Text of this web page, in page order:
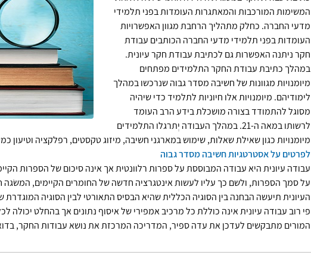
המשימות המורכבות והמאתגרות העומדות בפני תלמידי
מדעי החברה. כחלק מתהליך הרחבת מגוון האפשרויות
העומדות בפני תלמידי מדעי החברה הכותבים עבודת
חקר ניתנה האפשרות גם לכתיבת עבודת חקר עיונית.
במהלך כתיבת עבודת החקר התלמידים מפתחים
מיומנויות מגוונות של חשיבה מסדר גבוה שנרכשו במהלך
לימודיהם. מיומנויות אלו חיוניות לתלמיד כדי שיהיה
מסוגל להתמודד בצורה מושכלת בידע הרב העומד
לרשותו במאה ה-21. במהלך העבודה יְתרגלו התלמידים
מיומנויות כגון שאילת שאלות, שימוש במארגני חשיבה, מיזוג טקסטים, רפלקציה וטיעון
לפרטים על אסטרטגיות חשיבה מסדר גבוה
עבודה עיונית היא עבודה המבוססת על ספרות רלוונטית אך אינה סיכום של הספרות
על סמך הספרות, ולשם כך עליו לעשות אינטגרציה חדשה של החומרים הקיימים, המשׂגה
העיונית תיעשה הבחנה בין הסוגיה הכללית שהיא הבסיס התאורטי לבין הסוגיה
פי רוב עבודה עיונית אינה כוללת כל מרכיב אמפירי של איסוף נתונים אך בהחלט יכולה
המורים מתבקשים לעדכן את עדה ספיר, המדריכה המרכזת את נושא עבודות החקר,